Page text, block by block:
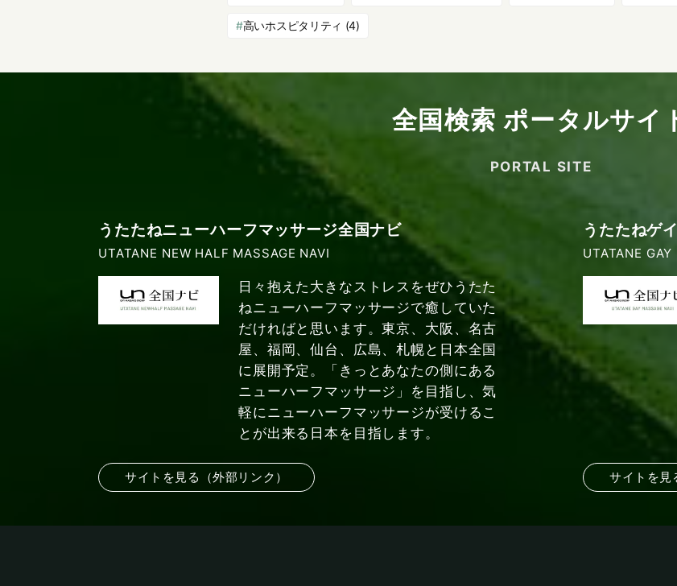
高いホスピタリティ (4)
全国検索 ポータルサイ
PORTAL SITE
うたたねニューハーフマッサージ全国ナビ
UTATANE NEW HALF MASSAGE NAVI
日々抱えた大きなストレスをぜひうたた
ねニューハーフマッサージで癒していた
だければと思います。東京、大阪、名古
屋、福岡、仙台、広島、札幌と日本全国
に展開予定。「きっとあなたの側にある
ニューハーフマッサージ」を目指し、気
軽にニューハーフマッサージが受けるこ
とが出来る日本を目指します。
サイトを見る（外部リンク）
うたたねゲ
UTATANE
サイトを見